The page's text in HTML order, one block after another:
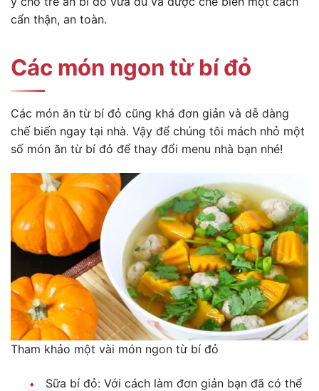
cẩn thận, an toàn.
Các món ngon từ bí đỏ
Các món ăn từ bí đỏ cũng khá đơn giản và dễ dàng
chế biến ngay tại nhà. Vậy để chúng tôi mách nhỏ một
số món ăn từ bí đỏ để thay đổi menu nhà bạn nhé!
Tham khảo một vài món ngon từ bí đỏ
Sữa bí đỏ: Với cách làm đơn giản bạn đã có thể